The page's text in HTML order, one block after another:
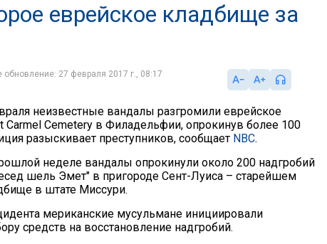
еврейское кладбище за
27 февраля 2017 г., 08:17
неизвестные вандалы разгромили еврейское
Carmel Cemetery в Филадельфии, опрокинув более 100
разыскивает преступников, сообщает NBC.
неделе вандалы опрокинули около 200 надгробий
шель Эмет" в пригороде Сент-Луиса – старейшем
в штате Миссури.
мериканские мусульмане инициировали
средств на восстановление надгробий.